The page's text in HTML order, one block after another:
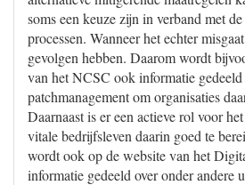
soms een keuze zijn in verband met
processen. Wanneer het echter
gevolgen hebben. Daarom wordt
van het NCSC ook informatie
patchmanagement om organisaties
Daarnaast is er een actieve rol voor
vitale bedrijfsleven daarin goed te
wordt ook op de website van het
informatie gedeeld over onder andere